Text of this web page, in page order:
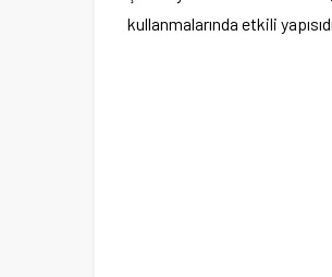
kullanmalarında etkili